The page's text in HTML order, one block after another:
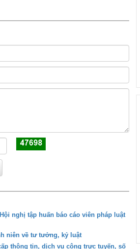
nghị tập huấn báo cáo viên pháp luật
niên về tư tưởng, kỷ luật
thông tin, dịch vụ công trực tuyến, số